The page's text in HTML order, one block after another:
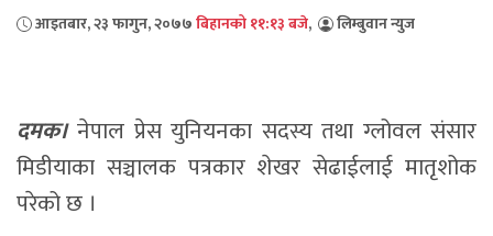
आइतबार, २३ फागुन, २०७७बिहानको ११:१३ बजे, लिम्बुवान न्युज
दमक।नेपाल प्रेस युनियनका सदस्य तथा ग्लोवल संसार
मिडीयाका सञ्चालक पत्रकार शेखर सेढाईलाई मातृशोक
परेको छ ।